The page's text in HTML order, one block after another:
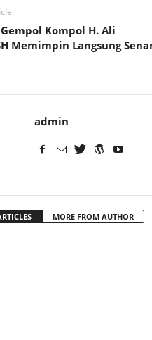
Kompol H. Ali
Memimpin Langsung
admin
MORE FROM AUTHOR